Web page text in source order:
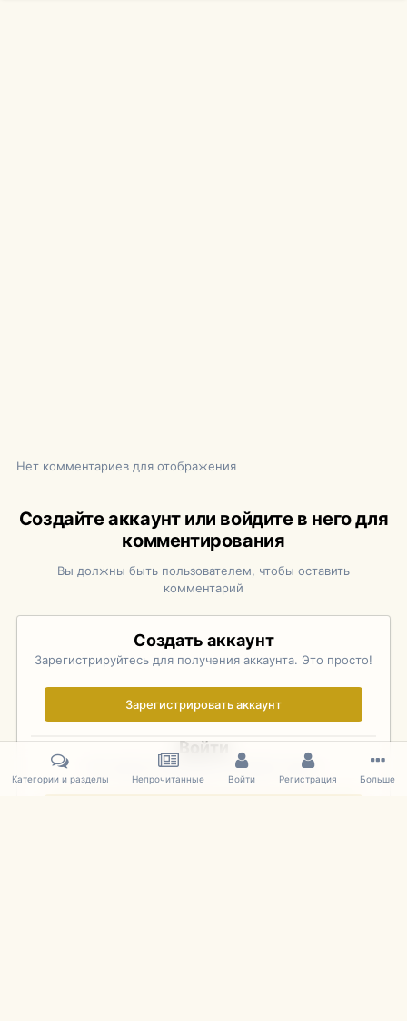
Нет комментариев для отображения
Создайте аккаунт или войдите в него для
комментирования
Вы должны быть пользователем, чтобы оставить
комментарий
Создать аккаунт
Зарегистрируйтесь для получения аккаунта. Это просто!
Зарегистрировать аккаунт
Войти
Уже зарегистрированы? Войдите здесь.
Категории и разделы Непрочитанные Войти Регистрация Больше